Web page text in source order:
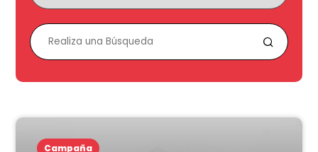
Campaña